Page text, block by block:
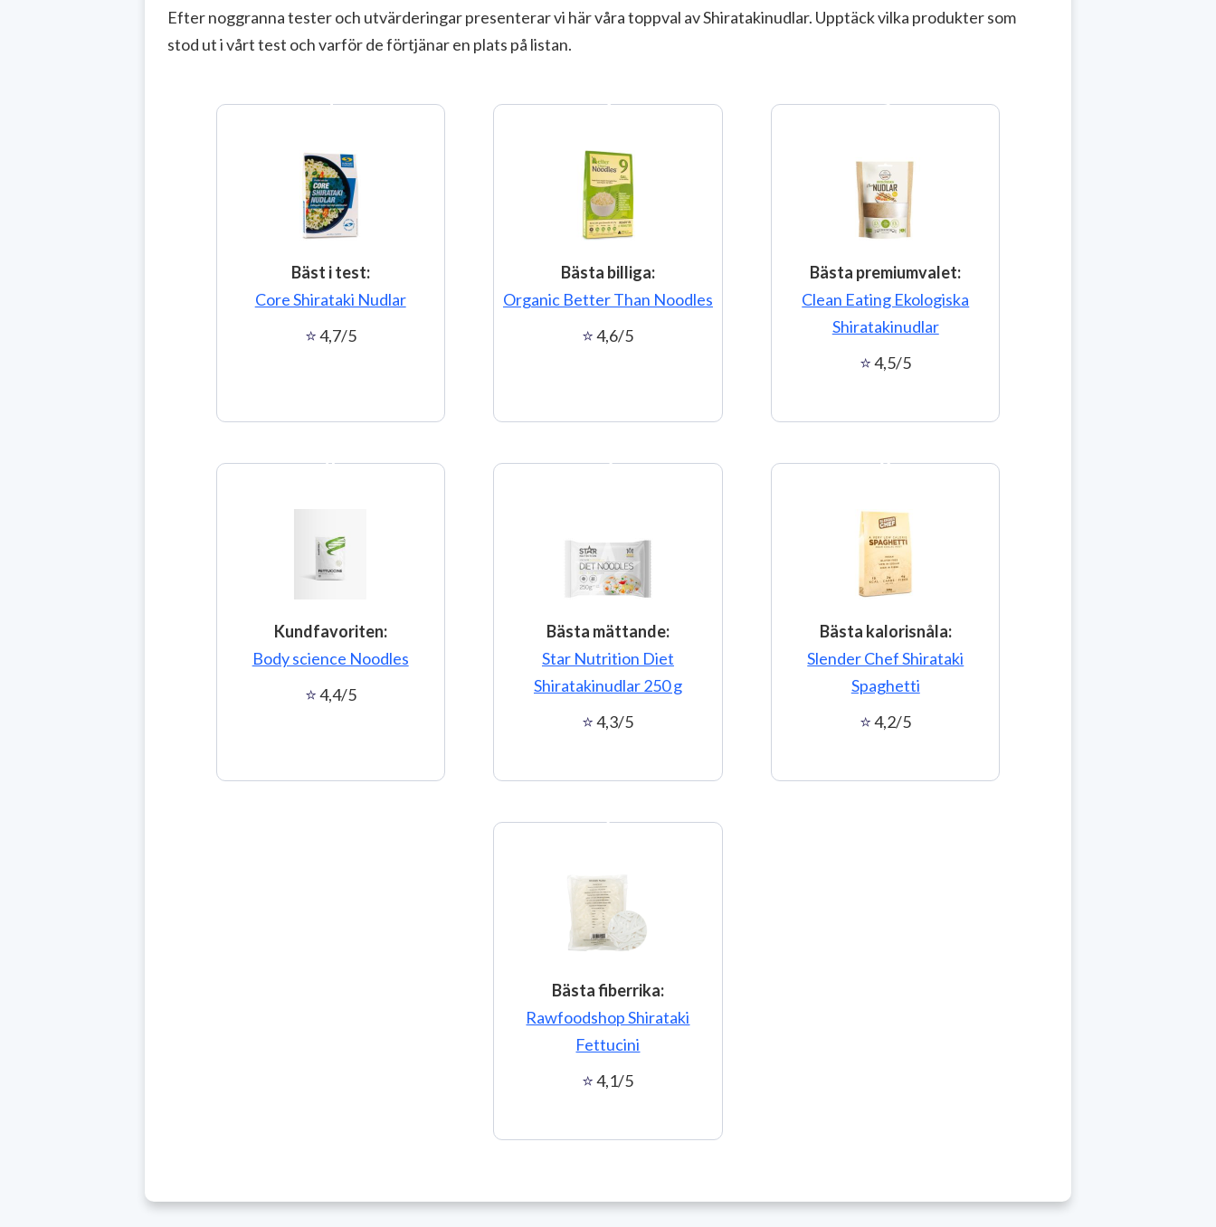
Efter noggranna tester och utvärderingar presenterar vi här våra toppval av Shiratakinudlar. Upptäck vilka produkter som
stod ut i vårt test och varför de förtjänar en plats på listan.
1
Bäst i test:
Core Shirataki Nudlar
4,7/5
2
Bästa billiga:
Organic Better Than Noodles
4,6/5
3
Bästa premiumvalet:
Clean Eating Ekologiska
Shiratakinudlar
4,5/5
4
Kundfavoriten:
Body science Noodles
4,4/5
5
Bästa mättande:
Star Nutrition Diet
Shiratakinudlar 250 g
4,3/5
6
Bästa kalorisnåla:
Slender Chef Shirataki
Spaghetti
4,2/5
7
Bästa fiberrika:
Rawfoodshop Shirataki
Fettucini
4,1/5